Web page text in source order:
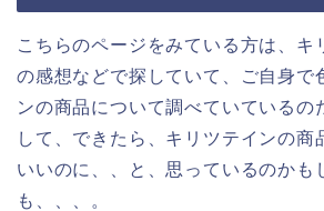
こちらのページをみている方は、キ
の感想などで探していて、ご自身で
ンの商品について調べていているの
して、できたら、キリツテインの商
いいのに、、と、思っているのかも
も、、、。